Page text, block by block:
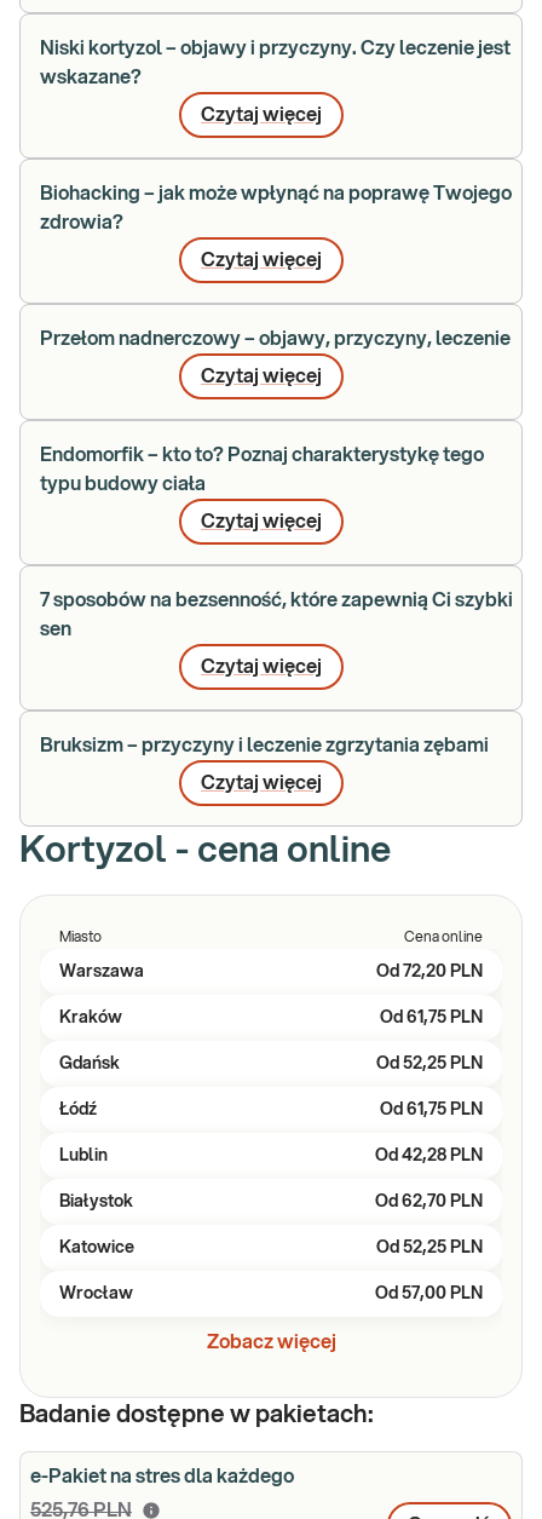
Niski kortyzol – objawy i przyczyny. Czy leczenie jest
wskazane?
Czytaj więcej
Biohacking – jak może wpłynąć na poprawę Twojego
zdrowia?
Czytaj więcej
Przełom nadnerczowy – objawy, przyczyny, leczenie
Czytaj więcej
Endomorfik – kto to? Poznaj charakterystykę tego
typu budowy ciała
Czytaj więcej
7 sposobów na bezsenność, które zapewnią Ci szybki
sen
Czytaj więcej
Bruksizm – przyczyny i leczenie zgrzytania zębami
Czytaj więcej
Kortyzol - cena online
Miasto Cena online
Warszawa Od 72,20 PLN
Kraków Od 61,75 PLN
Gdańsk Od 52,25 PLN
Łódź Od 61,75 PLN
Lublin Od 42,28 PLN
Białystok Od 62,70 PLN
Katowice Od 52,25 PLN
Wrocław Od 57,00 PLN
Zobacz więcej
Badanie dostępne w pakietach:
e-Pakiet na stres dla każdego
525,76 PLN